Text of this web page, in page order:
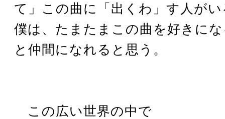
て」この曲に「出くわ」す人が
僕は、たまたまこの曲を好きに
と仲間になれると思う。
この広い世界の中で